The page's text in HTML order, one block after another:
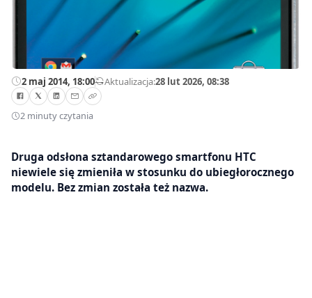
2 maj 2014, 18:00—Aktualizacja:28 lut 2026, 08:38
2 minuty czytania
Druga odsłona sztandarowego smartfonu HTC
niewiele się zmieniła w stosunku do ubiegłorocznego
modelu. Bez zmian została też nazwa.